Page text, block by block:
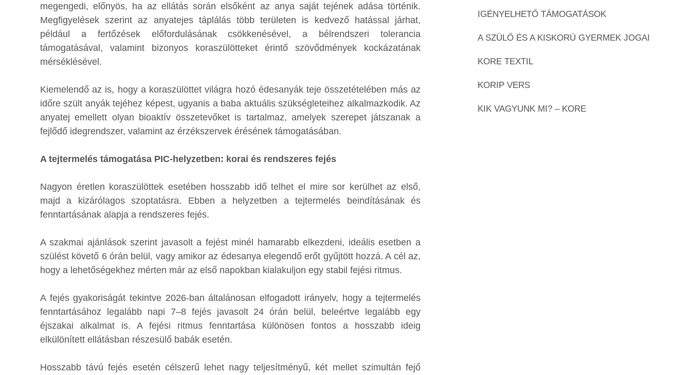
megengedi, előnyös, ha az ellátás során elsőként az anya saját tejének adása történik.
Megfigyelések szerint az anyatejes táplálás több területen is kedvező hatással járhat,
például a fertőzések előfordulásának csökkenésével, a bélrendszeri tolerancia
támogatásával, valamint bizonyos koraszülötteket érintő szövődmények kockázatának
mérséklésével.
Kiemelendő az is, hogy a koraszülöttet világra hozó édesanyák teje összetételében más az
időre szült anyák tejéhez képest, ugyanis a baba aktuális szükségleteihez alkalmazkodik. Az
anyatej emellett olyan bioaktív összetevőket is tartalmaz, amelyek szerepet játszanak a
fejlődő idegrendszer, valamint az érzékszervek érésének támogatásában.
A tejtermelés támogatása PIC-helyzetben: korai és rendszeres fejés
Nagyon éretlen koraszülöttek esetében hosszabb idő telhet el mire sor kerülhet az első,
majd a kizárólagos szoptatásra. Ebben a helyzetben a tejtermelés beindításának és
fenntartásának alapja a rendszeres fejés.
A szakmai ajánlások szerint javasolt a fejést minél hamarabb elkezdeni, ideális esetben a
szülést követő 6 órán belül, vagy amikor az édesanya elegendő erőt gyűjtött hozzá. A cél az,
hogy a lehetőségekhez mérten már az első napokban kialakuljon egy stabil fejési ritmus.
A fejés gyakoriságát tekintve 2026-ban általánosan elfogadott irányelv, hogy a tejtermelés
fenntartásához legalább napi 7–8 fejés javasolt 24 órán belül, beleértve legalább egy
éjszakai alkalmat is. A fejési ritmus fenntartása különösen fontos a hosszabb ideig
elkülönített ellátásban részesülő babák esetén.
Hosszabb távú fejés esetén célszerű lehet nagy teljesítményű, két mellet szimultán fejő
IGÉNYELHETŐ TÁMOGATÁSOK
A SZÜLŐ ÉS A KISKORÚ GYERMEK JOGAI
KORE TEXTIL
KORIP VERS
KIK VAGYUNK MI? – KORE